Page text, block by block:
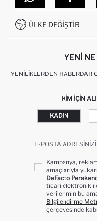
SITEMAP
İŞLEM REHBERI
KAMPANYALAR
0850 333 22 86
ÜLKE DEĞIŞTIR
YENI NE
YENILIKLERDEN HABERDAR
KIM IÇIN
KADIN
E-POSTA ADRESINIZI
Kampanya,
amaçlarıyla
DeFacto
ticari elektronik
verilerimin bu
Bilgilendirme
çerçevesinde